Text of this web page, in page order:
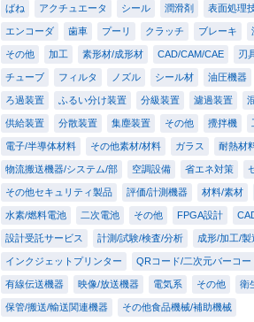
ばね アクチュエータ シール 潤滑剤 表面処理
エンコーダ 歯車 プーリ クラッチ ブレーキ
その他 加工 素形材/成形材 CAD/CAM/CAE 刃
チューブ フィルタ ノズル シール材 油圧機器
ろ過装置 ふるい分け装置 分級装置 濾過装置
供給装置 分散装置 集塵装置 その他 攪拌機
電子/半導体材料 その他素材/材料 ガラス 耐熱材
物流搬送機器/システム/部 空調設備 省エネ対策
その他セキュリティ製品 評価/計測機器 材料/素材
水素/燃料電池 二次電池 その他 FPGA設計
設計受託サービス 計測/試験/検査/分析 成形/加工/製
インクジェットプリンター QRコード/二次元バーコー
有線伝送機器 映像/放送機器 電気系 その他 衛
保管/搬送/輸送関連機器 その他食品機械/補助機械